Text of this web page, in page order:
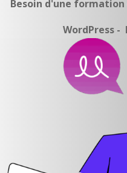
Besoin d'une
WordPress -